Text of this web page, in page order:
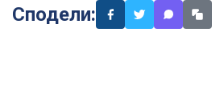
Сподели: